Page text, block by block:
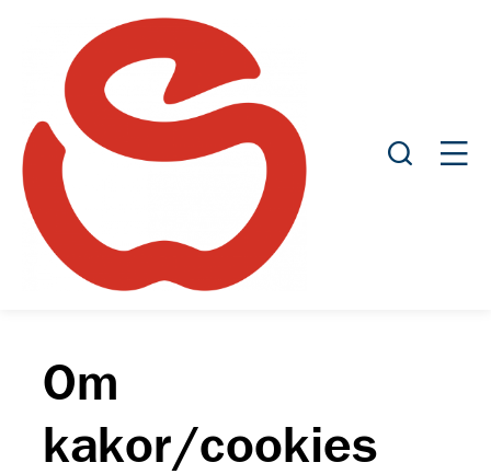
Öppna
Om
kakor/cookies